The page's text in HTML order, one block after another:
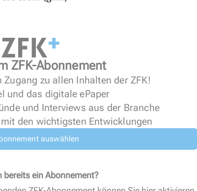
ZFK-Abonnement
zu allen Inhalten der ZFK!
und das digitale ePaper
und Interviews aus der Branche
den wichtigsten Entwicklungen
auswählen
bereits ein Abonnement?